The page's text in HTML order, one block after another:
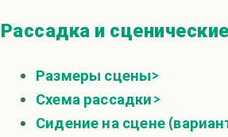
Рассадка и
Размеры сцены>
Схема рассадки>
Сидение на сцене